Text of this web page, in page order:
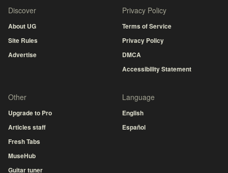
Discover
About UG
Site Rules
Advertise
Privacy Policy
Terms of Service
Privacy Policy
DMCA
Accessibility Statement
Other
Upgrade to Pro
Articles staff
Fresh Tabs
MuseHub
Guitar tuner
Language
English
Español